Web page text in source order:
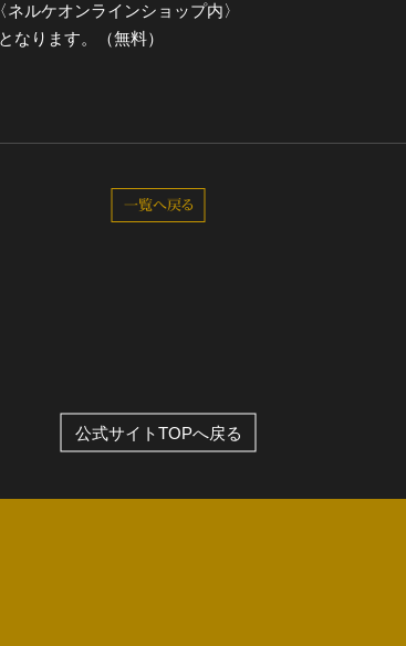
〈ネルケオンラインショップ内〉
ります。（無料）
一覧へ戻る
公式サイトTOPへ戻る